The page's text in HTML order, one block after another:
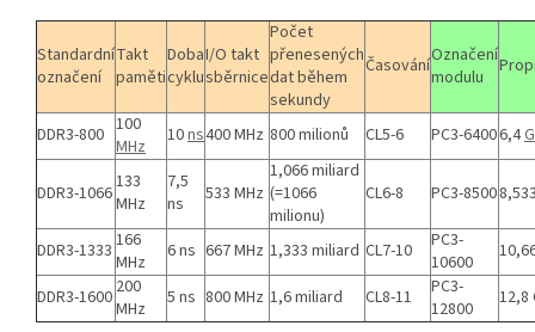
Standardní
označení
Takt
paměti
Doba
cyklu
I/O takt
sběrnice
Počet
přenesených
dat během
sekundy
ČasováníOznačení
modulu
DDR3-800 100
MHz
10ns400 MHz 800 milionů CL5-6 PC3-64006,4
DDR3-1066133
MHz
7,5
ns
533 MHz
1,066 miliard
(=1066
milionu)
CL6-8 PC3-8500
DDR3-1333 166
MHz
6 ns 667 MHz 1,333 miliard CL7-10
PC3-
10600
DDR3-1600 200
MHz
5 ns 800 MHz 1,6 miliard CL8-11
PC3-
12800
12,8